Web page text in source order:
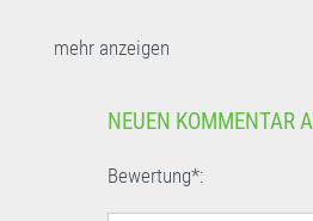
mehr anzeigen
NEUEN KOMMENTAR
Bewertung*: